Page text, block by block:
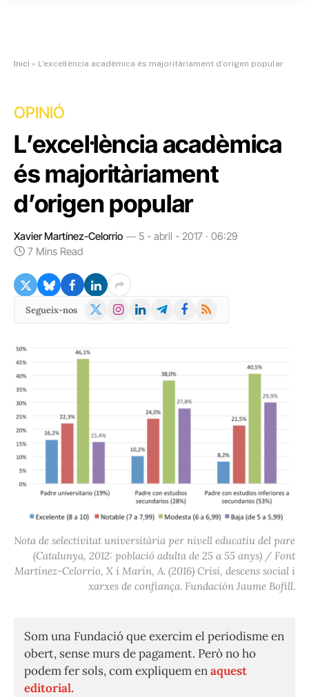
Inici » L’excel·lència acadèmica és majoritàriament d’origen popular
OPINIÓ
L’excel·lència acadèmica
és majoritàriament
d’origen popular
Xavier Martínez-Celorrio
5 - abril - 2017 · 06:29
7 Mins Read
Segueix-nos
X
Instagram
LinkedInTelegramFacebook
RSS
Nota de selectivitat universitària per nivell educatiu del pare
(Catalunya, 2012: població adulta de 25 a 55 anys) / Font
Martínez-Celorrio, X i Marín, A. (2016) Crisi, descens social i
xarxes de confiança. Fundación Jaume Bofill.
Som una Fundació que exercim el periodisme en
obert, sense murs de pagament. Però no ho
podem fer sols, com expliquem enaquest
editorial.